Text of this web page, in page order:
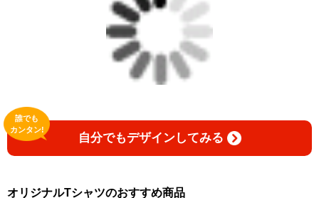
自分でもデザインしてみる
誰でも
カンタン!
オリジナルTシャツのおすすめ商品